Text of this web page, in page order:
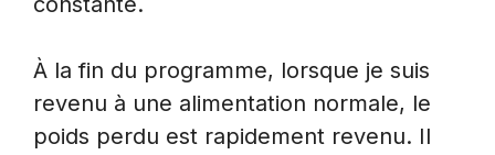
À la fin du programme, lorsque je suis
revenu à une alimentation normale, le
poids perdu est rapidement revenu. Il